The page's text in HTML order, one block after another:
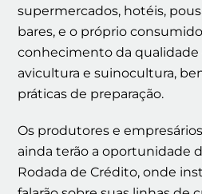
supermercados, hotéis,
bares, e o próprio
conhecimento da qualidade
avicultura e suinocultura,
práticas de preparação.
Os produtores e
ainda terão a oportunidade
Rodada de Crédito, onde